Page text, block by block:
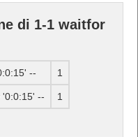
di 1-1 waitfor
-- 1
'0:0:15' -- 1